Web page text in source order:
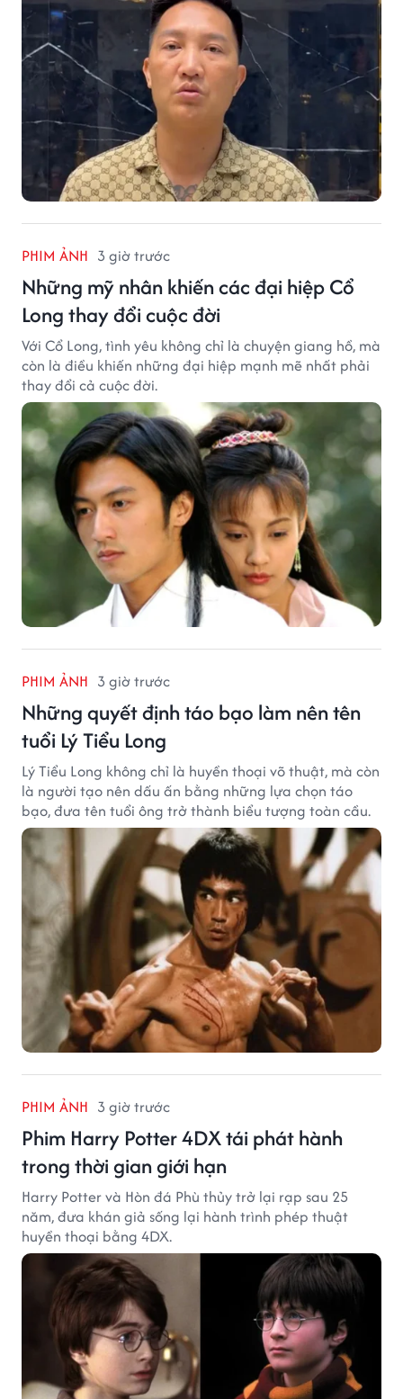
PHIM ẢNH 3 giờ trước
Những mỹ nhân khiến các đại hiệp Cổ
Long thay đổi cuộc đời
Với Cổ Long, tình yêu không chỉ là chuyện giang hồ, mà
còn là điều khiến những đại hiệp mạnh mẽ nhất phải
thay đổi cả cuộc đời.
PHIM ẢNH 3 giờ trước
Những quyết định táo bạo làm nên tên
tuổi Lý Tiểu Long
Lý Tiểu Long không chỉ là huyền thoại võ thuật, mà còn
là người tạo nên dấu ấn bằng những lựa chọn táo
bạo, đưa tên tuổi ông trở thành biểu tượng toàn cầu.
PHIM ẢNH 3 giờ trước
Phim Harry Potter 4DX tái phát hành
trong thời gian giới hạn
Harry Potter và Hòn đá Phù thủy trở lại rạp sau 25
năm, đưa khán giả sống lại hành trình phép thuật
huyền thoại bằng 4DX.